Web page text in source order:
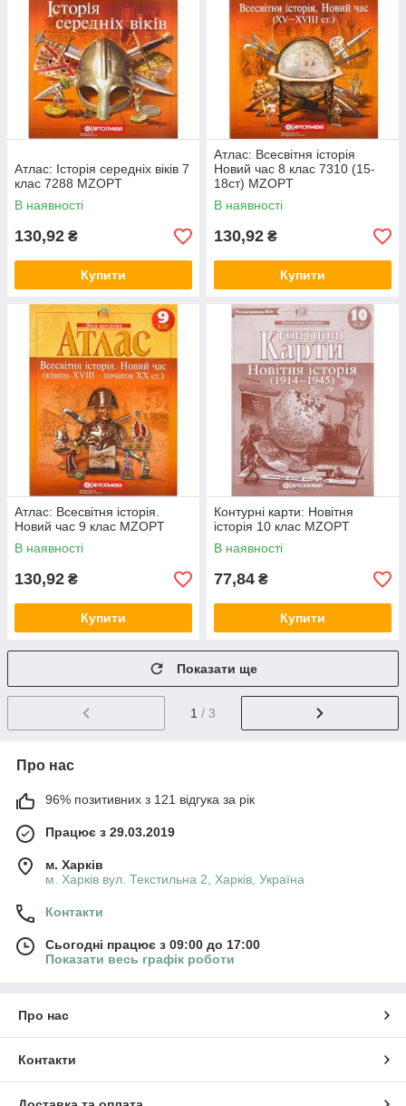
Атлас: Історiя середнiх вiкiв 7
клас 7288 MZOPT
В наявності
130,92 ₴
Купити
Атлас: Всесвітня iсторiя
Новий час 8 клас 7310 (15-
18ст) MZOPT
В наявності
130,92 ₴
Купити
Атлас: Всесвітня iсторiя.
Новий час 9 клас MZOPT
В наявності
130,92 ₴
Купити
Контурні карти: Новiтня
iсторiя 10 клас MZOPT
В наявності
77,84 ₴
Купити
Показати ще
1 / 3
Про нас
96% позитивних з 121 відгука за рік
Працює з 29.03.2019
м. Харків
м. Харків вул. Текстильна 2, Харків, Україна
Контакти
Сьогодні працює з 09:00 до 17:00
Показати весь графік роботи
Про нас
Контакти